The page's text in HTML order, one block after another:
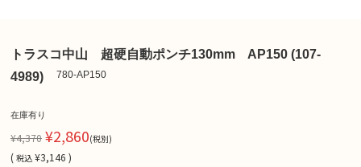
トラスコ中山 超硬自動ポンチ130mm AP150 (107-
4989)
780-AP150
在庫有り
¥4,370 ¥2,860(税別)
( 税込 ¥3,146 )